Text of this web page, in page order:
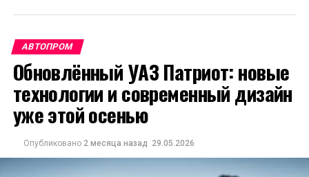
АВТОПРОМ
Обновлённый УАЗ Патриот: новые
технологии и современный дизайн
уже этой осенью
Опубликовано 2 месяца назад 29.05.2026